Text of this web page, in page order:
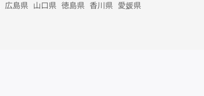
広島県 山口県 徳島県 香川県 愛媛県